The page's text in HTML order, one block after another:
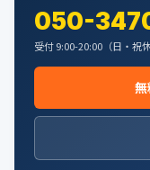
050-
受付 9:00-20:00（日・祝休
無